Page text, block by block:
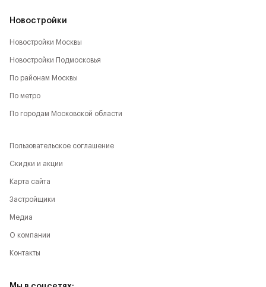
Новостройки
Новостройки Москвы
Новостройки Подмосковья
По районам Москвы
По метро
По городам Московской области
Пользовательское соглашение
Скидки и акции
Карта сайта
Застройщики
Медиа
О компании
Контакты